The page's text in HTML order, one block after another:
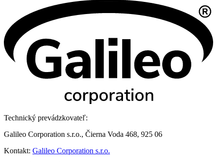
Technický prevádzkovateľ:
Galileo Corporation s.r.o., Čierna Voda 468, 925 06
Kontakt: Galileo Corporation s.r.o.